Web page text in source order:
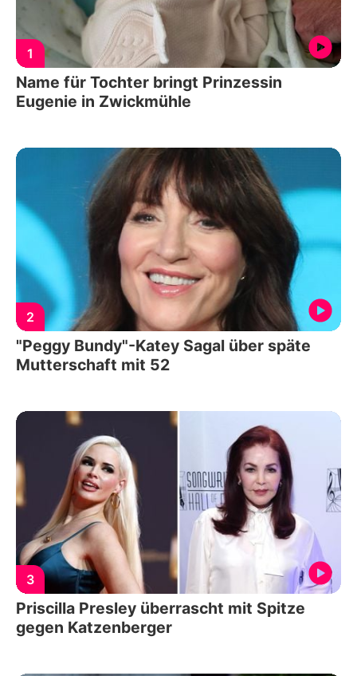
1
Name für Tochter bringt Prinzessin
Eugenie in Zwickmühle
2
"Peggy Bundy"-Katey Sagal über späte
Mutterschaft mit 52
3
Priscilla Presley überrascht mit Spitze
gegen Katzenberger